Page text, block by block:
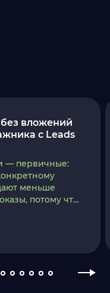
вложений
c Leads
— первичные:
меньше
потому что